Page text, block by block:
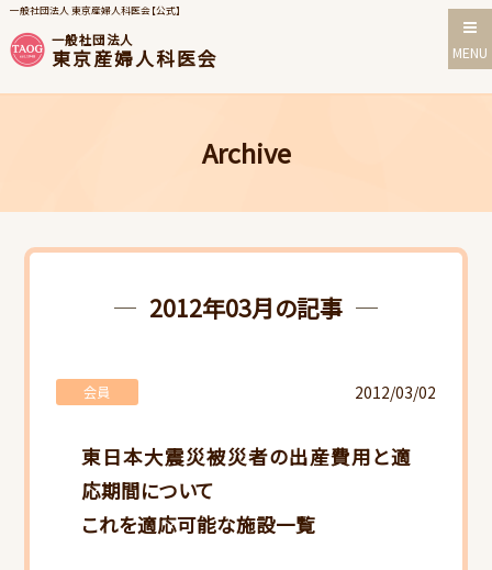
一般社団法人 東京産婦人科医会【公式】
一般社団法人
東京産婦人科医会 MENU
Archive
2012年03月の記事
東日本大震災被災者の出産費用と適
応期間について
これを適応可能な施設一覧
会員 2012/03/02